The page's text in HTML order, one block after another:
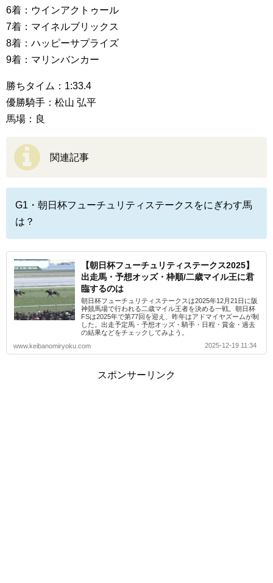
6着：ウインアクトゥール
7着：マイネルブリックス
8着：ハッピーサプライズ
9着：マリンバンカー
勝ちタイム：1:33.4
優勝騎手：松山 弘平
馬場：良
関連記事
G1・朝日杯フューチュリティステークスをにぎわす馬
は？
【朝日杯フューチュリティステークス2025】
出走馬・予想オッズ・枠順/二歳マイル王に君
臨するのは
朝日杯フューチュリティステークスは2025年12月21日に阪
神競馬場で行われる二歳マイル王者を決める一戦。朝日杯
FSは2025年で第77回を迎え、昨年はアドマイヤズームが制
した。出走予定馬・予想オッズ・騎手・日程・賞金・過去
の結果などをチェックしてみよう。
www.keibanomiryoku.com
2025-12-19 11:34
スポンサーリンク